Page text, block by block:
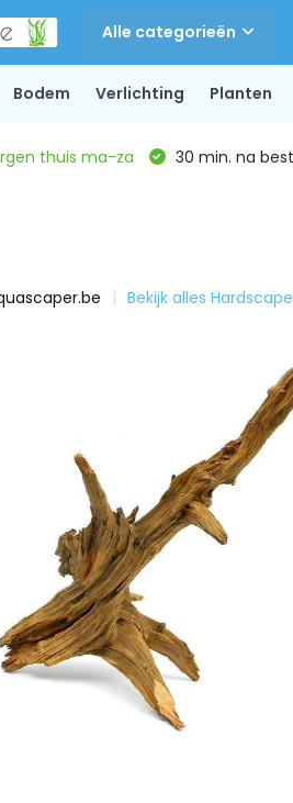
Alle categorieën
Bodem Verlichting Planten
thuis ma-za 30 min. na
Bekijk alles Hardscape